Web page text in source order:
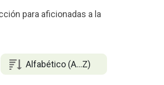
para aficionadas a la
Alfabético (A...Z)